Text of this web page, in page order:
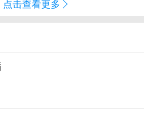
点击查看更多